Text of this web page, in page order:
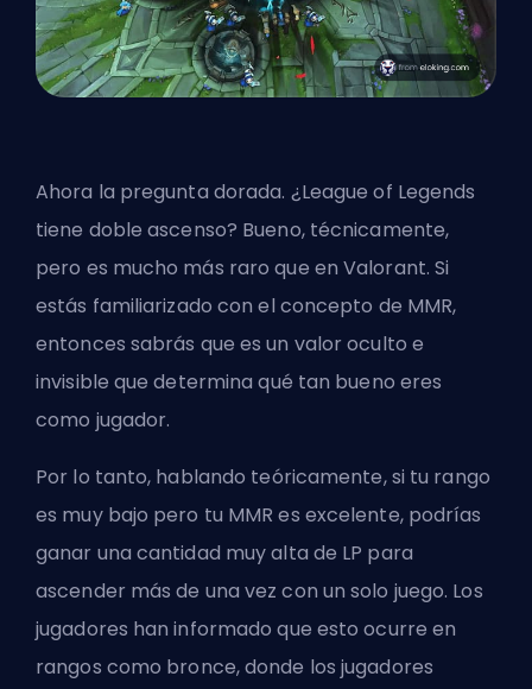
Ahora la pregunta dorada. ¿League of Legends
tiene doble ascenso? Bueno, técnicamente,
pero es mucho más raro que en Valorant. Si
estás familiarizado con el concepto de MMR,
entonces sabrás que es un valor oculto e
invisible que determina qué tan bueno eres
como jugador.
Por lo tanto, hablando teóricamente, si tu rango
es muy bajo pero tu MMR es excelente, podrías
ganar una cantidad muy alta de LP para
ascender más de una vez con un solo juego. Los
jugadores han informado que esto ocurre en
rangos como bronce, donde los jugadores